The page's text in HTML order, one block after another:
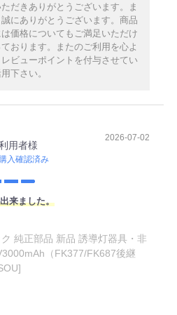
だきありがとうございます。ま
にありがとうございます。商品
価格についてもご満足いただけ
おります。またのご利用を心よ
ビューポイントを付与させてい
下さい。
用者様
入確認済み
2026-07-02
来ました。
純正部品 新品 誘導灯器具・非
（FK377/FK687後継